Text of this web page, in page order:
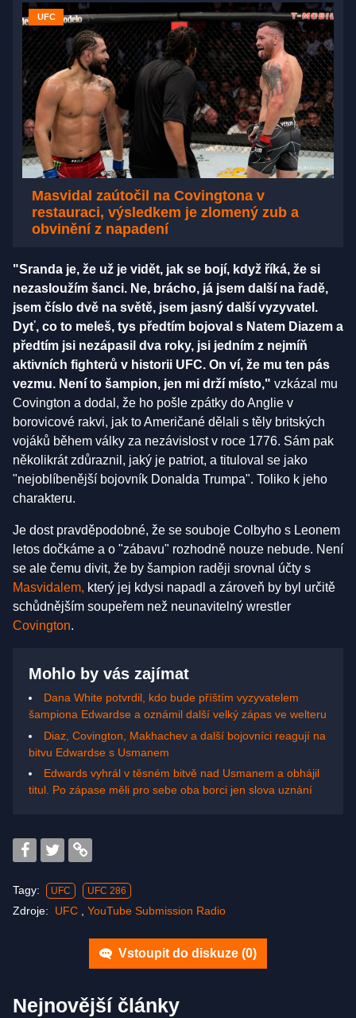
UFC
Masvidal zaútočil na Covingtona v
restauraci, výsledkem je zlomený zub a
obvinění z napadení
"Sranda je, že už je vidět, jak se bojí, když říká, že si
nezasloužím šanci. Ne, brácho, já jsem další na řadě,
jsem číslo dvě na světě, jsem jasný další vyzyvatel.
Dyť, co to meleš, tys předtím bojoval s Natem Diazem a
předtím jsi nezápasil dva roky, jsi jedním z nejmíň
aktivních fighterů v historii UFC. On ví, že mu ten pás
vezmu. Není to šampion, jen mi drží místo," vzkázal mu
Covington a dodal, že ho pošle zpátky do Anglie v
borovicové rakvi, jak to Američané dělali s těly britských
vojáků během války za nezávislost v roce 1776. Sám pak
několikrát zdůraznil, jaký je patriot, a tituloval se jako
"nejoblíbenější bojovník Donalda Trumpa". Toliko k jeho
charakteru.
Je dost pravděpodobné, že se souboje Colbyho s Leonem
letos dočkáme a o "zábavu" rozhodně nouze nebude. Není
se ale čemu divit, že by šampion raději srovnal účty s
Masvidalem, který jej kdysi napadl a zároveň by byl určitě
schůdnějším soupeřem než neunavitelný wrestler
Covington.
Mohlo by vás zajímat
Dana White potvrdil, kdo bude příštím vyzyvatelem
šampiona Edwardse a oznámil další velký zápas ve welteru
Diaz, Covington, Makhachev a další bojovníci reagují na
bitvu Edwardse s Usmanem
Edwards vyhrál v těsném bitvě nad Usmanem a obhájil
titul. Po zápase měli pro sebe oba borci jen slova uznání
Tagy: UFC UFC 286
Zdroje: UFC YouTube Submission Radio
Vstoupit do diskuze (0)
Nejnovější články